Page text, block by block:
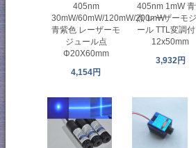
405nm
30mW/60mW/120mW/200mW
青紫色 レーザーモ
ジュール点
Φ20X60mm
4,154円
405nm 1mW
点 レーザーモ
ール TTL変調付
12x50mm
3,932円